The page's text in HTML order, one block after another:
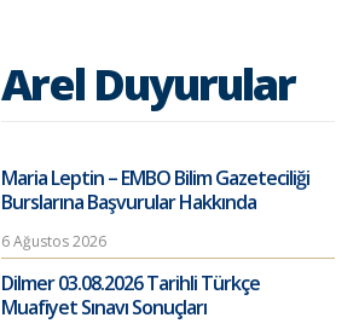
Arel Duyurular
Maria Leptin – EMBO Bilim Gazeteciliği
Burslarına Başvurular Hakkında
6 Ağustos 2026
Dilmer 03.08.2026 Tarihli Türkçe
Muafiyet Sınavı Sonuçları